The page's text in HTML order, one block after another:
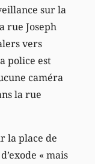
sur la
rue Joseph
vers
police est
caméra
la rue
la place de
« mais